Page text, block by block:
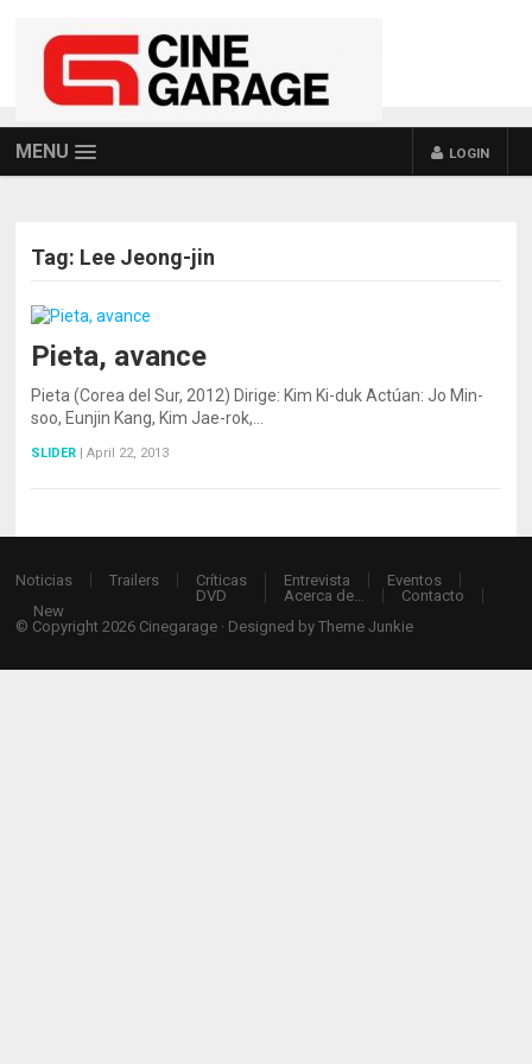
MENU LOGIN
Tag: Lee Jeong-jin
Pieta, avance
Pieta (Corea del Sur, 2012) Dirige: Kim Ki-duk Actúan: Jo Min-
soo, Eunjin Kang, Kim Jae-rok,…
SLIDER | April 22, 2013
Noticias Trailers
Críticas
DVD
Entrevista
Eventos
Acerca de…
Contacto
New
© Copyright 2026 Cinegarage · Designed byTheme Junkie